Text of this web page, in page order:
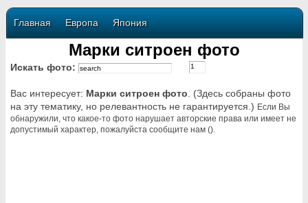
Главная Европа Япония
Марки ситроен фото
Искать фото:
Вас интересует: Марки ситроен фото . (Здесь собраны фото
на эту тематику, но релевантность не гарантируется.) Если Вы
обнаружили, что какое-то фото нарушает авторские права или имеет не
допустимый характер, пожалуйста сообщите нам ().